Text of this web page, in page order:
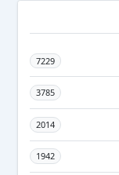
7229
3785
2014
1942